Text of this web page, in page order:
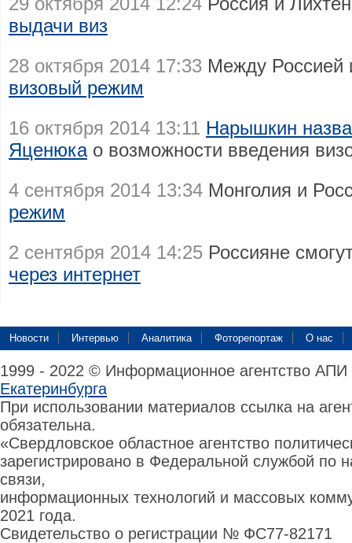
выдачи виз
28 октября 2014 17:33 Между
визовый режим
16 октября 2014 13:11 Нарышкин
Яценюкао возможности введения
4 сентября 2014 13:34 Монголия и
режим
2 сентября 2014 14:25 Россияне
через интернет
Новости Интервью Аналитика Фоторепортаж О нас
1999 - 2022 © Информационное агентство
Екатеринбурга
При использовании материалов ссылка на
обязательна.
«Свердловское областное агентство
зарегистрировано в Федеральной службой по
связи,
информационных технологий и массовых
2021 года.
Свидетельство о регистрации № ФС77-82171